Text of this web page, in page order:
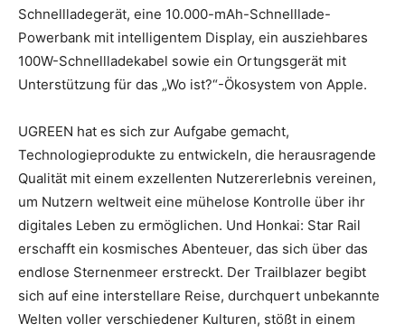
Schnellladegerät, eine 10.000-mAh-Schnelllade-
Powerbank mit intelligentem Display, ein ausziehbares
100W-Schnellladekabel sowie ein Ortungsgerät mit
Unterstützung für das „Wo ist?“-Ökosystem von Apple.
UGREEN hat es sich zur Aufgabe gemacht,
Technologieprodukte zu entwickeln, die herausragende
Qualität mit einem exzellenten Nutzererlebnis vereinen,
um Nutzern weltweit eine mühelose Kontrolle über ihr
digitales Leben zu ermöglichen. Und Honkai: Star Rail
erschafft ein kosmisches Abenteuer, das sich über das
endlose Sternenmeer erstreckt. Der Trailblazer begibt
sich auf eine interstellare Reise, durchquert unbekannte
Welten voller verschiedener Kulturen, stößt in einem